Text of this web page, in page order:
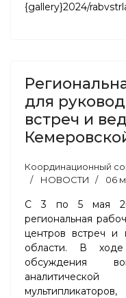
{gallery}2024/
для
встреч и
Координационный
НОВОСТИ
06
С 3 по 5 мая
региональная
центров встреч и
области. В
обсуждения